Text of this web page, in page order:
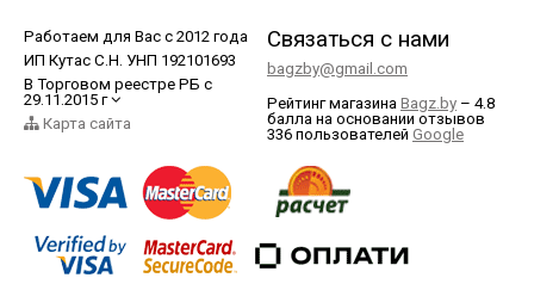
Работаем для Вас с 2012 года
ИП Кутас С.Н. УНП 192101693
В Торговом реестре РБ с
29.11.2015 г
Карта сайта
Связаться с нами
bagzby@gmail.com
Рейтинг магазина Bagz.by – 4.8
балла на основании отзывов
336 пользователей Google